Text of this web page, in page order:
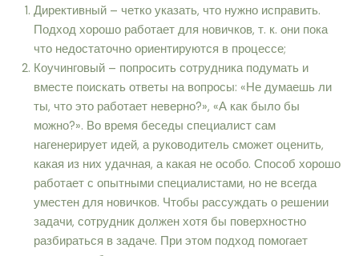
Директивный – четко указать, что нужно исправить.
Подход хорошо работает для новичков, т. к. они пока
что недостаточно ориентируются в процессе;
Коучинговый – попросить сотрудника подумать и
вместе поискать ответы на вопросы: «Не думаешь ли
ты, что это работает неверно?», «А как было бы
можно?». Во время беседы специалист сам
нагенерирует идей, а руководитель сможет оценить,
какая из них удачная, а какая не особо. Способ хорошо
работает с опытными специалистами, но не всегда
уместен для новичков. Чтобы рассуждать о решении
задачи, сотрудник должен хотя бы поверхностно
разбираться в задаче. При этом подход помогает